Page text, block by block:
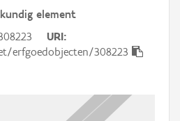
element
URI
erfgoedobjecten/308223